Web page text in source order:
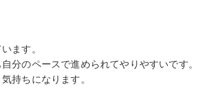
ます。
分のペースで進められてやりやすいです。
持ちになります。